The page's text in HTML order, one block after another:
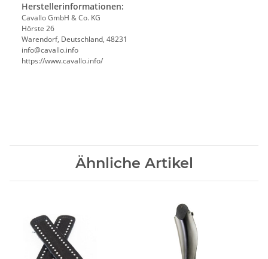
Herstellerinformationen:
Cavallo GmbH & Co. KG
Hörste 26
Warendorf, Deutschland, 48231
info@cavallo.info
https://www.cavallo.info/
Ähnliche Artikel